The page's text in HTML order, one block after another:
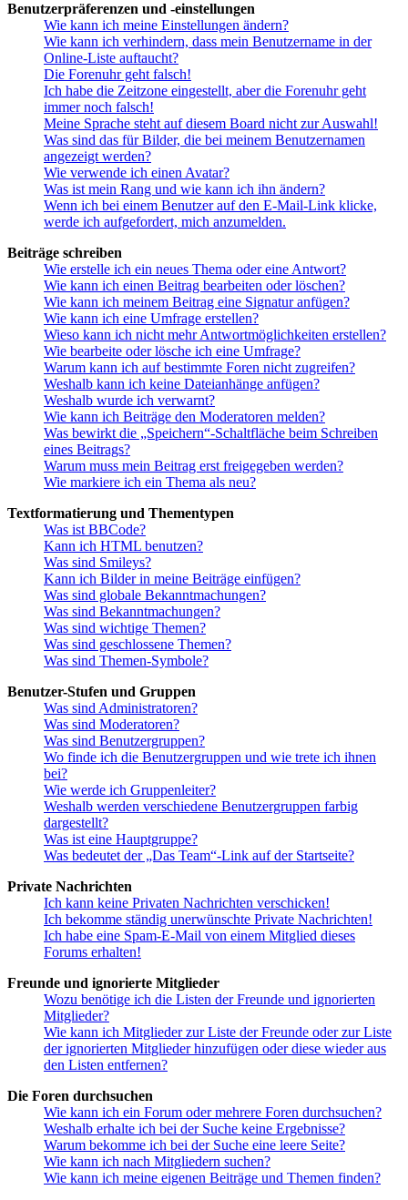
Benutzerpräferenzen und -einstellungen
Wie kann ich meine Einstellungen ändern?
Wie kann ich verhindern, dass mein Benutzername in der
Online-Liste auftaucht?
Die Forenuhr geht falsch!
Ich habe die Zeitzone eingestellt, aber die Forenuhr geht
immer noch falsch!
Meine Sprache steht auf diesem Board nicht zur Auswahl!
Was sind das für Bilder, die bei meinem Benutzernamen
angezeigt werden?
Wie verwende ich einen Avatar?
Was ist mein Rang und wie kann ich ihn ändern?
Wenn ich bei einem Benutzer auf den E-Mail-Link klicke,
werde ich aufgefordert, mich anzumelden.
Beiträge schreiben
Wie erstelle ich ein neues Thema oder eine Antwort?
Wie kann ich einen Beitrag bearbeiten oder löschen?
Wie kann ich meinem Beitrag eine Signatur anfügen?
Wie kann ich eine Umfrage erstellen?
Wieso kann ich nicht mehr Antwortmöglichkeiten erstellen?
Wie bearbeite oder lösche ich eine Umfrage?
Warum kann ich auf bestimmte Foren nicht zugreifen?
Weshalb kann ich keine Dateianhänge anfügen?
Weshalb wurde ich verwarnt?
Wie kann ich Beiträge den Moderatoren melden?
Was bewirkt die „Speichern“-Schaltfläche beim Schreiben
eines Beitrags?
Warum muss mein Beitrag erst freigegeben werden?
Wie markiere ich ein Thema als neu?
Textformatierung und Thementypen
Was ist BBCode?
Kann ich HTML benutzen?
Was sind Smileys?
Kann ich Bilder in meine Beiträge einfügen?
Was sind globale Bekanntmachungen?
Was sind Bekanntmachungen?
Was sind wichtige Themen?
Was sind geschlossene Themen?
Was sind Themen-Symbole?
Benutzer-Stufen und Gruppen
Was sind Administratoren?
Was sind Moderatoren?
Was sind Benutzergruppen?
Wo finde ich die Benutzergruppen und wie trete ich ihnen
bei?
Wie werde ich Gruppenleiter?
Weshalb werden verschiedene Benutzergruppen farbig
dargestellt?
Was ist eine Hauptgruppe?
Was bedeutet der „Das Team“-Link auf der Startseite?
Private Nachrichten
Ich kann keine Privaten Nachrichten verschicken!
Ich bekomme ständig unerwünschte Private Nachrichten!
Ich habe eine Spam-E-Mail von einem Mitglied dieses
Forums erhalten!
Freunde und ignorierte Mitglieder
Wozu benötige ich die Listen der Freunde und ignorierten
Mitglieder?
Wie kann ich Mitglieder zur Liste der Freunde oder zur Liste
der ignorierten Mitglieder hinzufügen oder diese wieder aus
den Listen entfernen?
Die Foren durchsuchen
Wie kann ich ein Forum oder mehrere Foren durchsuchen?
Weshalb erhalte ich bei der Suche keine Ergebnisse?
Warum bekomme ich bei der Suche eine leere Seite?
Wie kann ich nach Mitgliedern suchen?
Wie kann ich meine eigenen Beiträge und Themen finden?